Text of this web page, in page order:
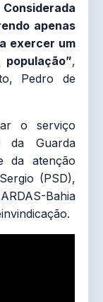
apenas
exercer um
,
Pedro de
o serviço
da Guarda
da atenção
(PSD),
Bahia